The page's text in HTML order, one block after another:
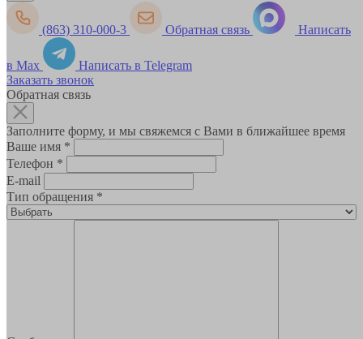
(863) 310-000-3 Обратная связь Написать
в Max
Написать в Telegram
Заказать звонок
Обратная связь
Заполните форму, и мы свяжемся с Вами в ближайшее время
Ваше имя *
Телефон *
E-mail
Тип обращения *